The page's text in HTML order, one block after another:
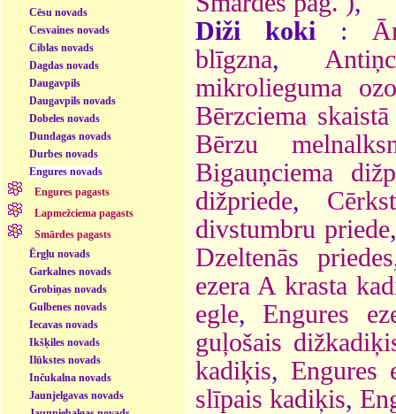
Cēsu novads
Cesvaines novads
Ciblas novads
Dagdas novads
Daugavpils
Daugavpils novads
Dobeles novads
Dundagas novads
Durbes novads
Engures novads
Engures pagasts
Lapmežciema pagasts
Smārdes pagasts
Ērgļu novads
Garkalnes novads
Grobiņas novads
Gulbenes novads
Iecavas novads
Ikšķiles novads
Ilūkstes novads
Inčukalna novads
Jaunjelgavas novads
Diži koki :
blīgzna,
mikrolieguma
Bērzciema
Bērzu
Bigauņciema
dižpriede,
divstumbru priede
Dzeltenās priedes
ezera A krasta
egle,Engures
guļošais
kadiķis,Engures
slīpais kadiķis,